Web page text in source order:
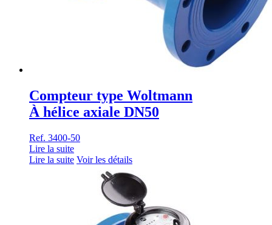
Compteur type Woltmann
À hélice axiale DN50
Ref. 3400-50
Lire la suite
Lire la suite Voir les détails